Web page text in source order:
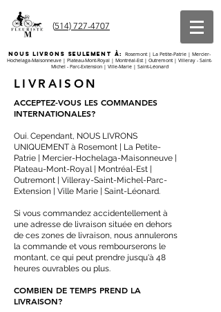
(514) 727-4707
nous livrons seulement À: Rosemont | La Petite-Patrie | Mercier-
Hochelaga-Maisonneuve | Plateau-Mont-Royal | Montréal-Est | Outremont | Villeray - Saint-
Michel - Parc-Extension | Ville-Marie | Saint-Léonard
LIVRAISON
ACCEPTEZ-VOUS LES COMMANDES
INTERNATIONALES?
Oui. Cependant, NOUS LIVRONS
UNIQUEMENT à Rosemont | La Petite-
Patrie | Mercier-Hochelaga-Maisonneuve |
Plateau-Mont-Royal | Montréal-Est |
Outremont | Villeray-Saint-Michel-Parc-
Extension | Ville Marie | Saint-Léonard.
Si vous commandez accidentellement à
une adresse de livraison située en dehors
de ces zones de livraison, nous annulerons
la commande et vous rembourserons le
montant, ce qui peut prendre jusqu'à 48
heures ouvrables ou plus.
COMBIEN DE TEMPS PREND LA
LIVRAISON?